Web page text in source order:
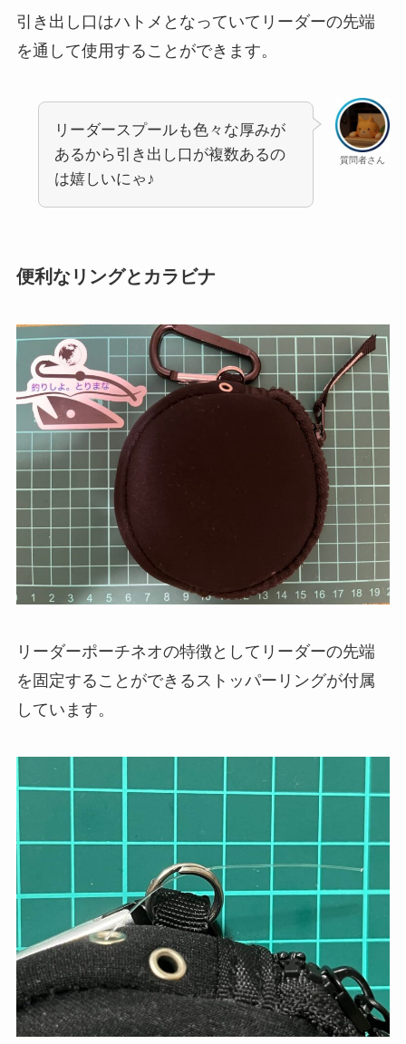
引き出し口はハトメとなっていてリーダーの先端
を通して使用することができます。
質問者さん
リーダースプールも色々な厚みが
あるから引き出し口が複数あるの
は嬉しいにゃ♪
便利なリングとカラビナ
リーダーポーチネオの特徴としてリーダーの先端
を固定することができるストッパーリングが付属
しています。